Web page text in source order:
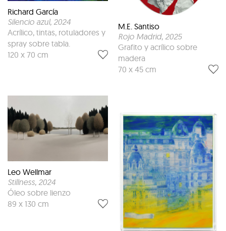
Richard García
Silencio azul, 2024
Acrílico, tintas, rotuladores y
spray sobre tabla.
120 x 70 cm
Leo Wellmar
Stillness, 2024
Óleo sobre lienzo
89 x 130 cm
M.E. Santiso
Rojo Madrid, 2025
Grafito y acrílico sobre
madera
70 x 45 cm